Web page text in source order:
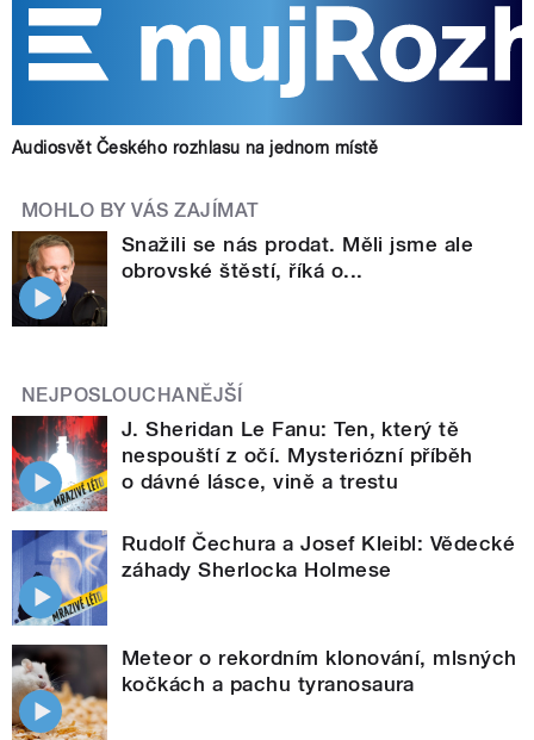
Audiosvět Českého rozhlasu na jednom místě
MOHLO BY VÁS ZAJÍMAT
Snažili se nás prodat. Měli jsme ale
obrovské štěstí, říká o...
NEJPOSLOUCHANĚJŠÍ
J. Sheridan Le Fanu: Ten, který tě
nespouští z očí. Mysteriózní příběh
o dávné lásce, vině a trestu
Rudolf Čechura a Josef Kleibl: Vědecké
záhady Sherlocka Holmese
Meteor o rekordním klonování, mlsných
kočkách a pachu tyranosaura